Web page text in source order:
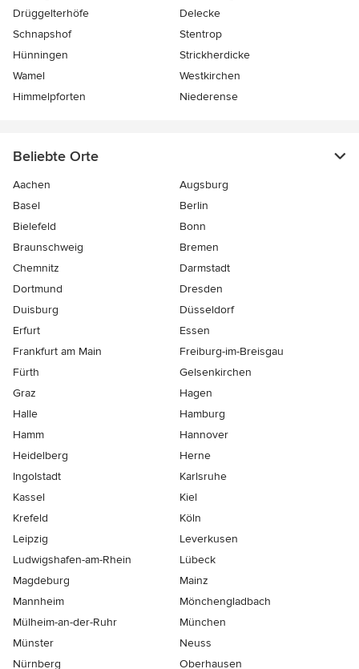
Drüggelterhöfe
Delecke
Schnapshof
Stentrop
Hünningen
Strickherdicke
Wamel
Westkirchen
Himmelpforten
Niederense
Beliebte Orte
Aachen
Augsburg
Basel
Berlin
Bielefeld
Bonn
Braunschweig
Bremen
Chemnitz
Darmstadt
Dortmund
Dresden
Duisburg
Düsseldorf
Erfurt
Essen
Frankfurt am Main
Freiburg-im-Breisgau
Fürth
Gelsenkirchen
Graz
Hagen
Halle
Hamburg
Hamm
Hannover
Heidelberg
Herne
Ingolstadt
Karlsruhe
Kassel
Kiel
Krefeld
Köln
Leipzig
Leverkusen
Ludwigshafen-am-Rhein
Lübeck
Magdeburg
Mainz
Mannheim
Mönchen­gladbach
Mülheim-an-der-Ruhr
München
Münster
Neuss
Nürnberg
Oberhausen